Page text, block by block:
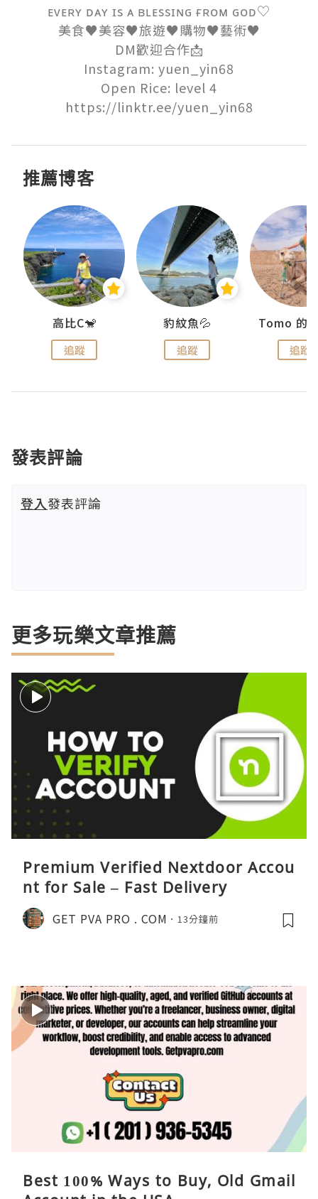
ᴇᴠᴇʀʏ ᴅᴀʏ ɪs ᴀ ʙʟᴇssɪɴɢ ғʀᴏᴍ ɢᴏᴅ♡
美食♥︎美容♥︎旅遊♥︎購物♥︎藝術♥︎
DM歡迎合作📩
Instagram: yuen_yin68
Open Rice: level 4
https://linktr.ee/yuen_yin68
推薦博客
高比C🐒
追蹤
豹紋魚💦
追蹤 追蹤
發表評論
登入發表評論
更多玩樂文章推薦
Premium Verified Nextdoor Accou
nt for Sale – Fast Delivery
GET PVA PRO . COM 13分鐘前
Best 100% Ways to Buy, Old Gmail